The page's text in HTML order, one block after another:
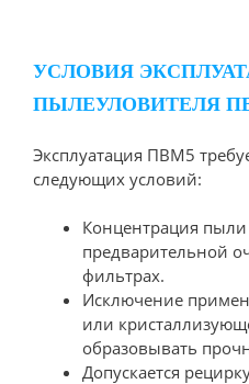
УСЛОВИЯ
ПЫЛЕУЛОВИТЕЛЯ
Эксплуатация ПВМ5
следующих условий:
Концентрация
предварительной
фильтрах.
Исключение
или
образовывать
Допускается